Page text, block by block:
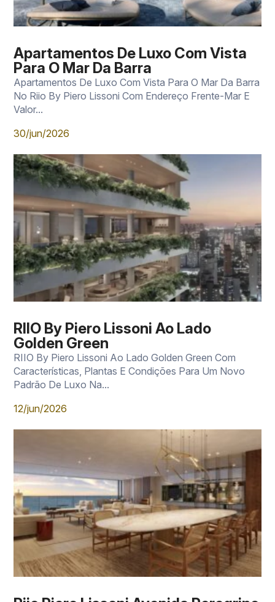
Apartamentos De Luxo Com Vista
Para O Mar Da Barra
Apartamentos De Luxo Com Vista Para O Mar Da Barra
No Riio By Piero Lissoni Com Endereço Frente-Mar E
Valor...
30/jun/2026
RIIO By Piero Lissoni Ao Lado
Golden Green
RIIO By Piero Lissoni Ao Lado Golden Green Com
Características, Plantas E Condições Para Um Novo
Padrão De Luxo Na...
12/jun/2026